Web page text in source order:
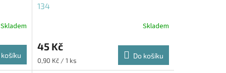
Skladem
košíku
134
Skladem
45 Kč
Měrná
cena:
0,90 Kč / 1 ks
Do košíku